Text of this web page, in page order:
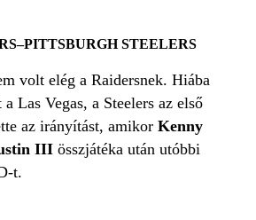
STEELERS
volt elég a Raidersnek. Hiába
Las Vegas, a Steelers az első
az irányítást, amikor Kenny
III összjátéka után utóbbi
t.